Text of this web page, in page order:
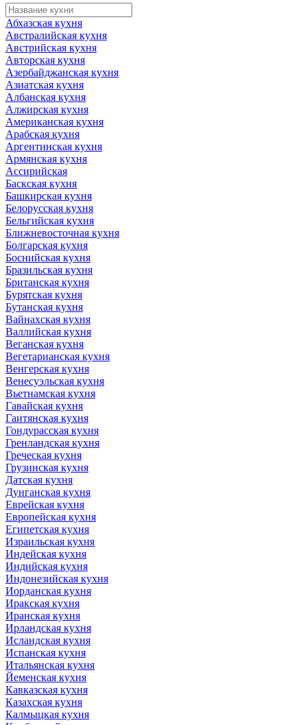
Абхазская кухня
Австралийская кухня
Австрийская кухня
Авторская кухня
Азербайджанская кухня
Азиатская кухня
Албанская кухня
Алжирская кухня
Американская кухня
Арабская кухня
Аргентинская кухня
Армянская кухня
Ассирийская
Баскская кухня
Башкирская кухня
Белорусская кухня
Бельгийская кухня
Ближневосточная кухня
Болгарская кухня
Боснийская кухня
Бразильская кухня
Британская кухня
Бурятская кухня
Бутанская кухня
Вайнахская кухня
Валлийская кухня
Веганская кухня
Вегетарианская кухня
Венгерская кухня
Венесуэльская кухня
Вьетнамская кухня
Гавайская кухня
Гаитянская кухня
Гондурасская кухня
Гренландская кухня
Греческая кухня
Грузинская кухня
Датская кухня
Дунганская кухня
Еврейская кухня
Европейская кухня
Египетская кухня
Израильская кухня
Индейская кухня
Индийская кухня
Индонезийская кухня
Иорданская кухня
Иракская кухня
Иранская кухня
Ирландская кухня
Исландская кухня
Испанская кухня
Итальянская кухня
Йеменская кухня
Кавказская кухня
Казахская кухня
Калмыцкая кухня